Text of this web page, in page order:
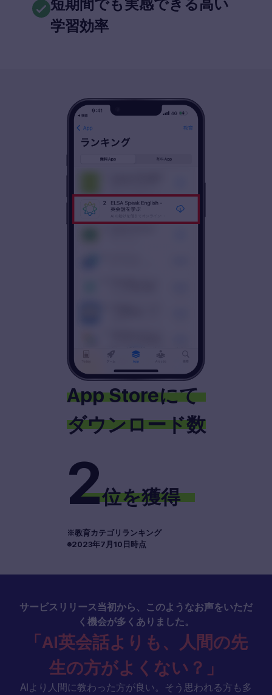
短期間でも実感できる高い
学習効率
App Storeにて
ダウンロード数
2位を獲得
※教育カテゴリランキング
※2023年7月10日時点
サービスリリース当初から、このようなお声をいただ
く機会が多くありました。
「AI英会話よりも、人間の先
生の方がよくない？」
AIより人間に教わった方が良い。そう思われる方も多